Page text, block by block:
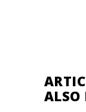
ALSO